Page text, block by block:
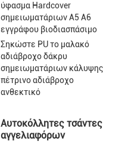
ύφασμα Hardcover
σημειωματάριων A5 A6
εγγράφου βιοδιασπάσιμο
Σηκώστε PU το μαλακό
αδιάβροχο δάκρυ
σημειωματάριων κάλυψης
πέτρινο αδιάβροχο
ανθεκτικό
Αυτοκόλλητες τσάντες
αγγελιαφόρων